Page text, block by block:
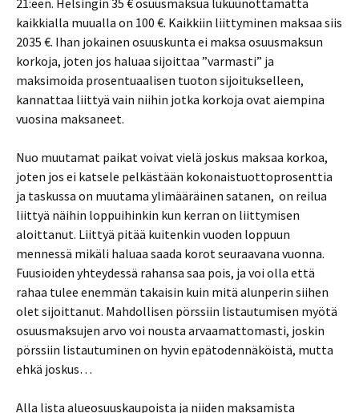
21:een. Helsingin 35 € osuusmaksua lukuunottamatta
kaikkialla muualla on 100 €. Kaikkiin liittyminen maksaa siis
2035 €. Ihan jokainen osuuskunta ei maksa osuusmaksun
korkoja, joten jos haluaa sijoittaa ”varmasti” ja
maksimoida prosentuaalisen tuoton sijoitukselleen,
kannattaa liittyä vain niihin jotka korkoja ovat aiempina
vuosina maksaneet.
Nuo muutamat paikat voivat vielä joskus maksaa korkoa,
joten jos ei katsele pelkästään kokonaistuottoprosenttia
ja taskussa on muutama ylimääräinen satanen, on reilua
liittyä näihin loppuihinkin kun kerran on liittymisen
aloittanut. Liittyä pitää kuitenkin vuoden loppuun
mennessä mikäli haluaa saada korot seuraavana vuonna.
Fuusioiden yhteydessä rahansa saa pois, ja voi olla että
rahaa tulee enemmän takaisin kuin mitä alunperin siihen
olet sijoittanut. Mahdollisen pörssiin listautumisen myötä
osuusmaksujen arvo voi nousta arvaamattomasti, joskin
pörssiin listautuminen on hyvin epätodennäköistä, mutta
ehkä joskus…
Alla lista alueosuuskaupoista ja niiden maksamista